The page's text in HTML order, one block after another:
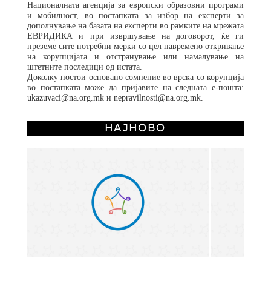
Националната агенција за европски образовни програми
и мобилност, во постапката за избор на експерти за
дополнување на базата на експерти во рамките на мрежата
ЕВРИДИКА и при извршување на договорот, ќе ги
преземе сите потребни мерки со цел навремено откривање
на корупцијата и отстранување или намалување на
штетните последици од истата.
Доколку постои основано сомнение во врска со корупција
во постапката може да пријавите на следната е-пошта:
ukazuvaci@na.org.mk и nepravilnosti@na.org.mk.
НАЈНОВО